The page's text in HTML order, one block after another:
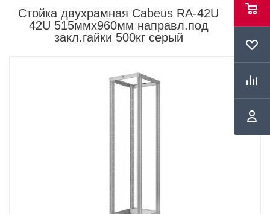
Стойка двухрамная Cabeus RA-42U
42U 515ммx960мм направл.под
закл.гайки 500кг серый